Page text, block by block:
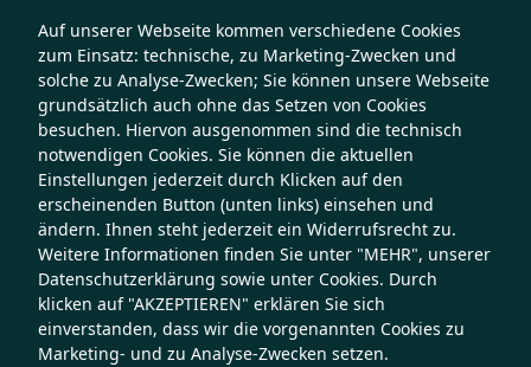
Auf unserer Webseite kommen verschiedene Cookies
zum Einsatz: technische, zu Marketing-Zwecken und
solche zu Analyse-Zwecken; Sie können unsere Webseite
grundsätzlich auch ohne das Setzen von Cookies
besuchen. Hiervon ausgenommen sind die technisch
notwendigen Cookies. Sie können die aktuellen
Einstellungen jederzeit durch Klicken auf den
erscheinenden Button (unten links) einsehen und
ändern. Ihnen steht jederzeit ein Widerrufsrecht zu.
Weitere Informationen finden Sie unter "MEHR", unserer
Datenschutzerklärung sowie unter Cookies. Durch
klicken auf "AKZEPTIEREN" erklären Sie sich
einverstanden, dass wir die vorgenannten Cookies zu
Marketing- und zu Analyse-Zwecken setzen.